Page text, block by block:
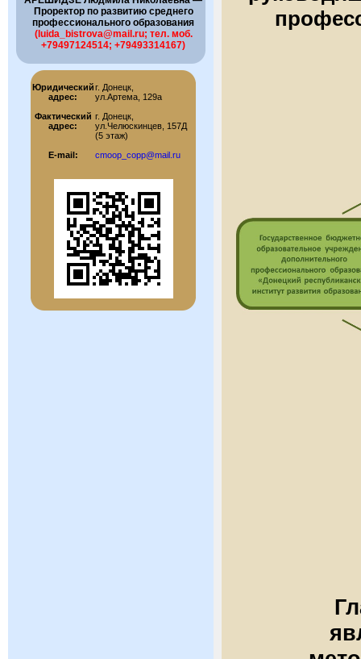
Проректор по развитию среднего
профессионального образования
(luida_bistrova@mail.ru; тел. моб.
+79497124514; +79493314167)
Юридический
адрес:
Фактический
адрес:
E-mail:
г. Донецк,
ул.Артема, 129а
г. Донецк,
ул.Челюскинцев, 157Д
(5 этаж)
cmoop_copp@mail.ru